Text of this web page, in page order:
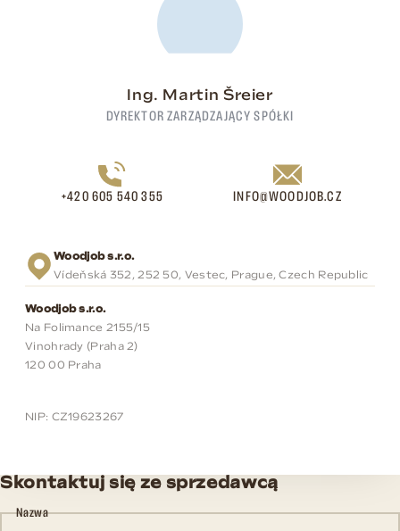
Ing. Martin Šreier
DYREKTOR ZARZĄDZAJĄCY SPÓŁKI
+420 605 540 355 INFO@WOODJOB.CZ
Woodjob s.r.o.
Vídeňská 352, 252 50, Vestec, Prague, Czech Republic
Woodjob s.r.o.
Na Folimance 2155/15
Vinohrady (Praha 2)
120 00 Praha
NIP: CZ19623267
Skontaktuj się ze sprzedawcą
Nazwa